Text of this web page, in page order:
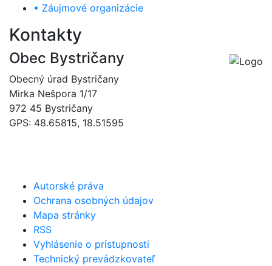
• Záujmové organizácie
Kontakty
Obec Bystričany
Obecný úrad Bystričany
Mirka Nešpora 1/17
972 45 Bystričany
GPS: 48.65815, 18.51595
Autorské práva
Ochrana osobných údajov
Mapa stránky
RSS
Vyhlásenie o prístupnosti
Technický prevádzkovateľ